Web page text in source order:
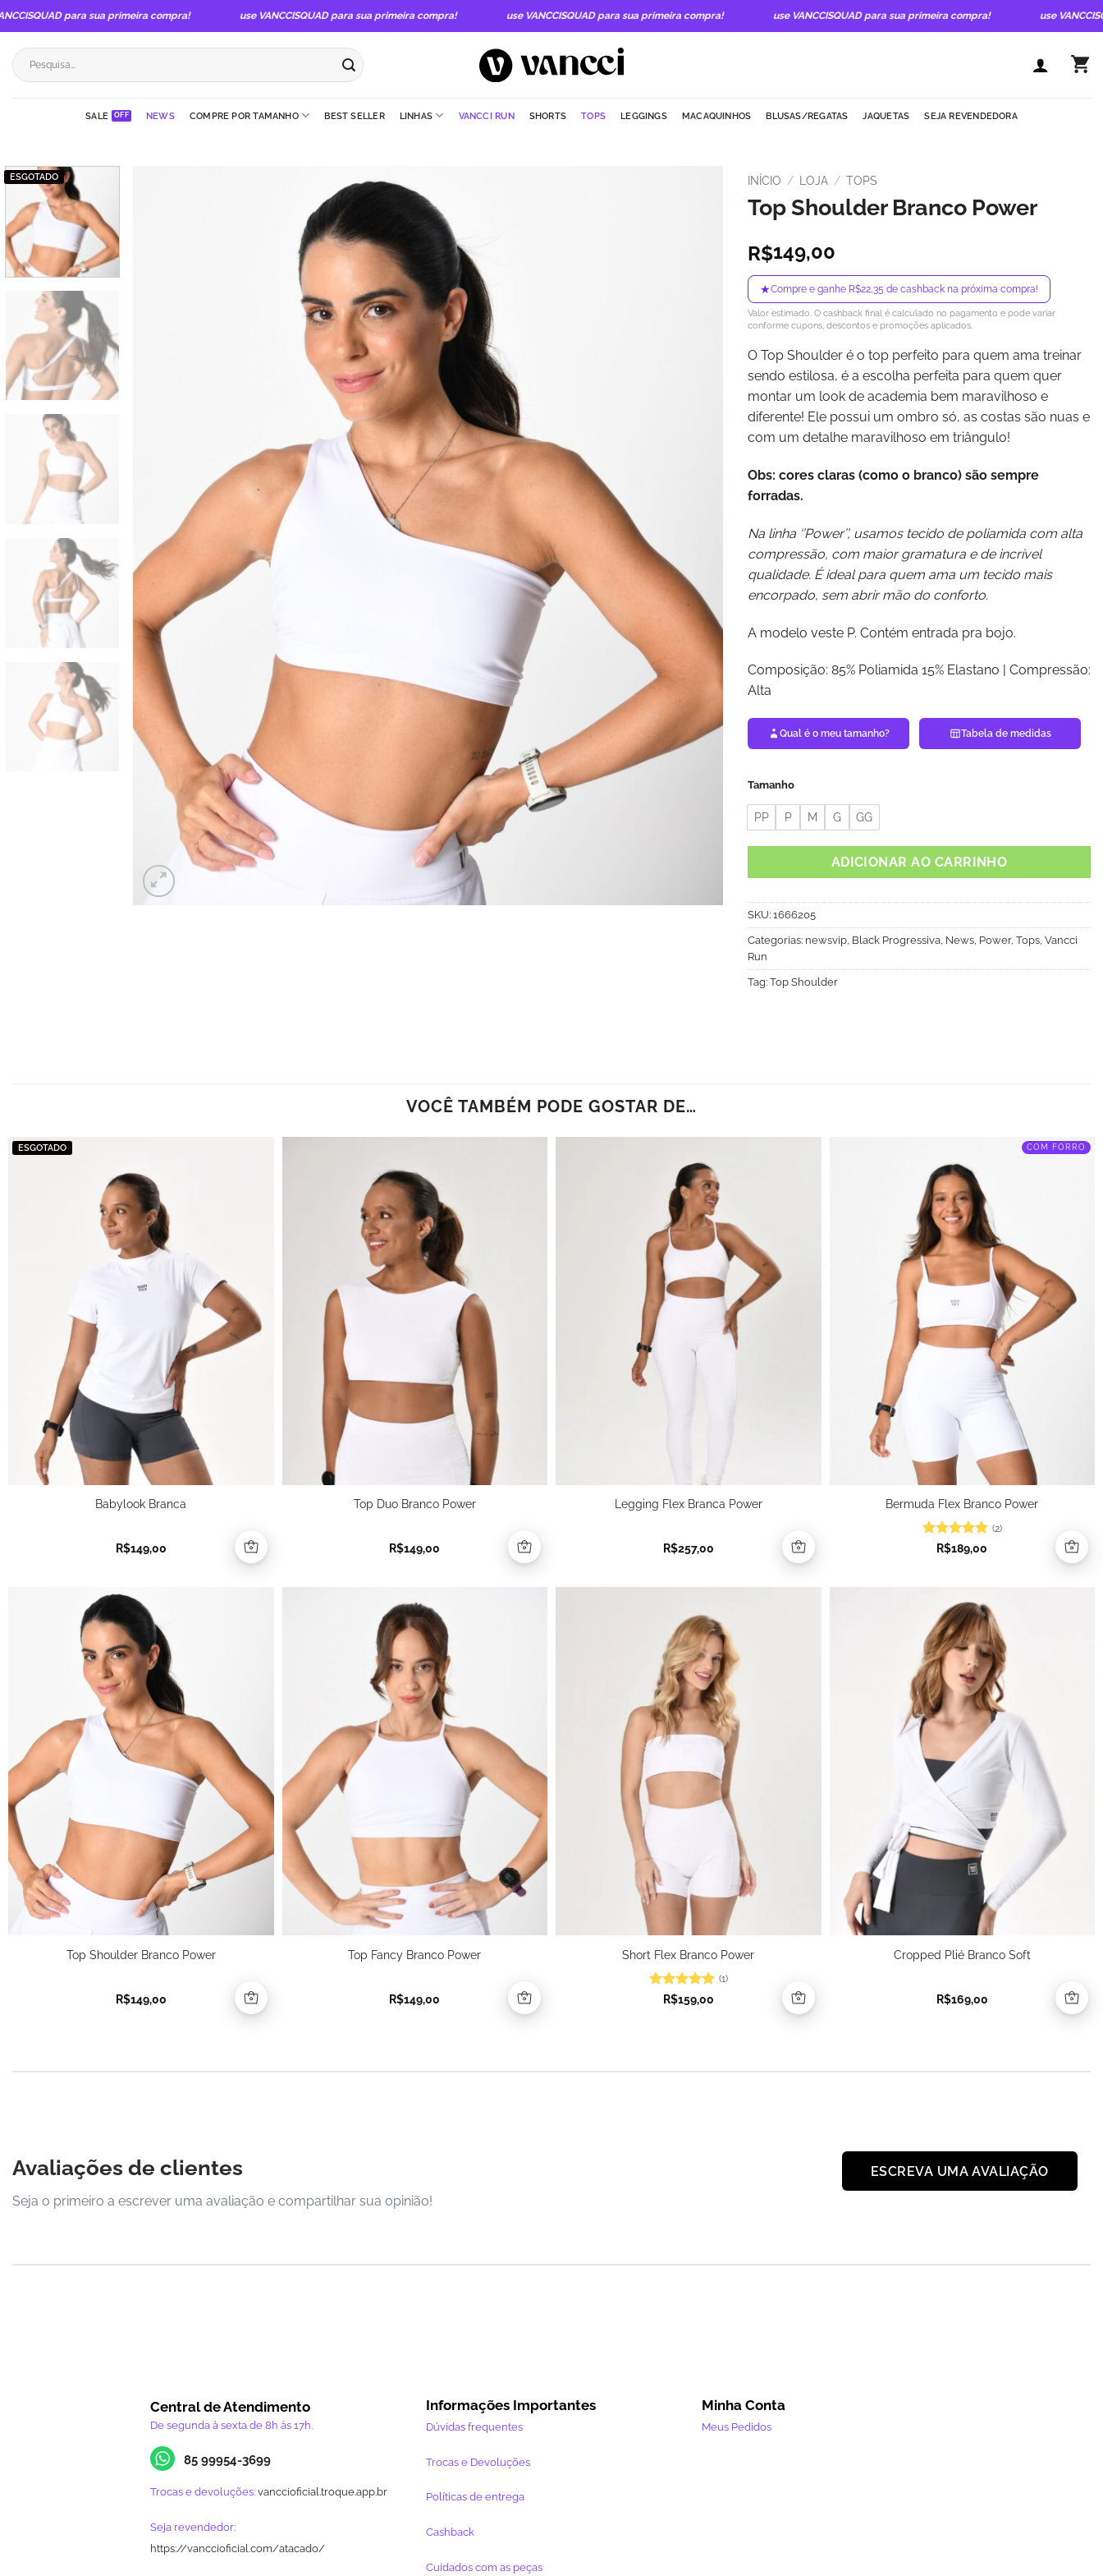
Skip
to
content
para sua primeira compra! use VANCCISQUAD para sua primeira compra! use VANCCISQUAD para sua primeira compra! use VANCCISQUAD para sua primeira compra! use
Pesquisar
por:
SALE NEWS COMPRE POR TAMANHO BEST SELLER LINHAS VANCCI RUN SHORTS TOPS LEGGINGS MACAQUINHOS BLUSAS/REGATAS JAQUETAS SEJA REVENDEDORA
ESGOTADO INÍCIO / LOJA / TOPS
Top Shoulder Branco Power
R$149,00
★Compre e ganhe R$22,35 de cashback na próxima compra!
Valor estimado. O cashback final é calculado no pagamento e pode variar
conforme cupons, descontos e promoções aplicados.
O Top Shoulder é o top perfeito para quem ama treinar
sendo estilosa, é a escolha perfeita para quem quer
montar um look de academia bem maravilhoso e
diferente! Ele possui um ombro só, as costas são nuas e
com um detalhe maravilhoso em triângulo!
Obs: cores claras (como o branco) são sempre
forradas.
Na linha ‘’Power’’, usamos tecido de poliamida com alta
compressão, com maior gramatura e de incrível
qualidade. É ideal para quem ama um tecido mais
encorpado, sem abrir mão do conforto.
A modelo veste P. Contém entrada pra bojo.
Composição: 85% Poliamida 15% Elastano | Compressão:
Alta
Qual é o meu tamanho? Tabela de medidas
Tamanho
PP P M G GG
ADICIONAR AO CARRINHO
SKU: 1666205
Categorias: newsvip Black Progressiva News Power, Tops Vancci
Run
Tag: Top Shoulder
VOCÊ TAMBÉM PODE GOSTAR DE…
ESGOTADO
Babylook Branca
R$149,00
Top Duo Branco Power
R$149,00
Legging Flex Branca Power
R$257,00
COM FORRO
Bermuda Flex Branco Power
Avaliação5
(2)
R$189,00
Top Shoulder Branco Power
R$149,00
Top Fancy Branco Power
R$149,00
Short Flex Branco Power
Avaliação5
(1)
R$159,00
Cropped Plié Branco Soft
R$169,00
Avaliações de clientes
Seja o primeiro a escrever uma avaliação e compartilhar sua opinião!
ESCREVA UMA AVALIAÇÃO
Central de Atendimento
De segunda à sexta de 8h às 17h.
85 99954-3699
Trocas e devoluções: vanccioficial.troque.app.br
Seja revendedor:
https://vanccioficial.com/atacado/
Informações Importantes
Dúvidas frequentes
Trocas e Devoluções
Políticas de entrega
Cashback
Cuidados com as peças
Minha Conta
Meus Pedidos